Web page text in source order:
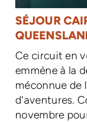
SÉJOUR
Ce circuit en
emmène à la
méconnue de
d'aventures.
novembre